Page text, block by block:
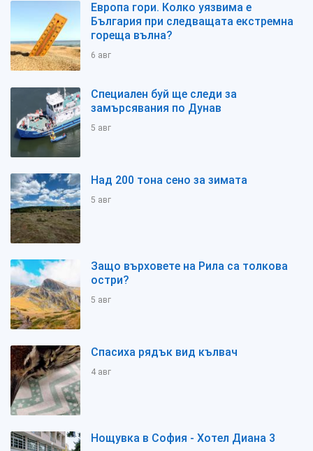
Европа гори. Колко уязвима е
България при следващата екстремна
гореща вълна?
6 авг
Специален буй ще следи за
замърсявания по Дунав
5 авг
Над 200 тона сено за зимата
5 авг
Защо върховете на Рила са толкова
остри?
5 авг
Спасиха рядък вид кълвач
4 авг
Нощувка в София - Хотел Диана 3